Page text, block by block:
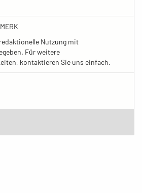
Nutzung mit
Für weitere
kontaktieren Sie uns einfach.